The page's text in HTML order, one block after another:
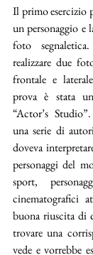
Il primo esercizio
un personaggio e
foto
realizzare due
frontale e
prova è stata
“Actor’s
una serie di
doveva
personaggi del
sport,
cinematografici
buona riuscita di
trovare una
vede e vorrebbe